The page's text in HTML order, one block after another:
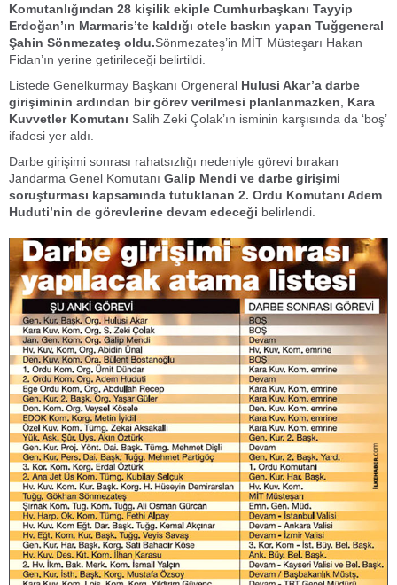
Komutanlığından 28 kişilik ekiple Cumhurbaşkanı Tayyip
Erdoğan’ın Marmaris’te kaldığı otele baskın yapan Tuğgeneral
Şahin Sönmezateş oldu.Sönmezateş’in MİT Müsteşarı Hakan
Fidan’ın yerine getirileceği belirtildi.
Listede Genelkurmay Başkanı Orgeneral Hulusi Akar’a darbe
girişiminin ardından bir görev verilmesi planlanmazken
Kara
Kuvvetler Komutanı Salih Zeki Çolak’ın isminin karşısında da ‘boş’
ifadesi yer aldı.
Darbe girişimi sonrası rahatsızlığı nedeniyle görevi bırakan
Jandarma Genel Komutanı Galip Mendi ve darbe girişimi
soruşturması kapsamında tutuklanan 2. Ordu Komutanı Adem
Huduti’nin de görevlerine devam edeceği belirlendi.